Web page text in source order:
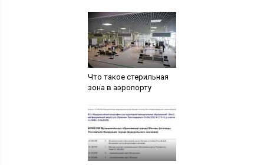
Что такое стерильная
зона в аэропорту